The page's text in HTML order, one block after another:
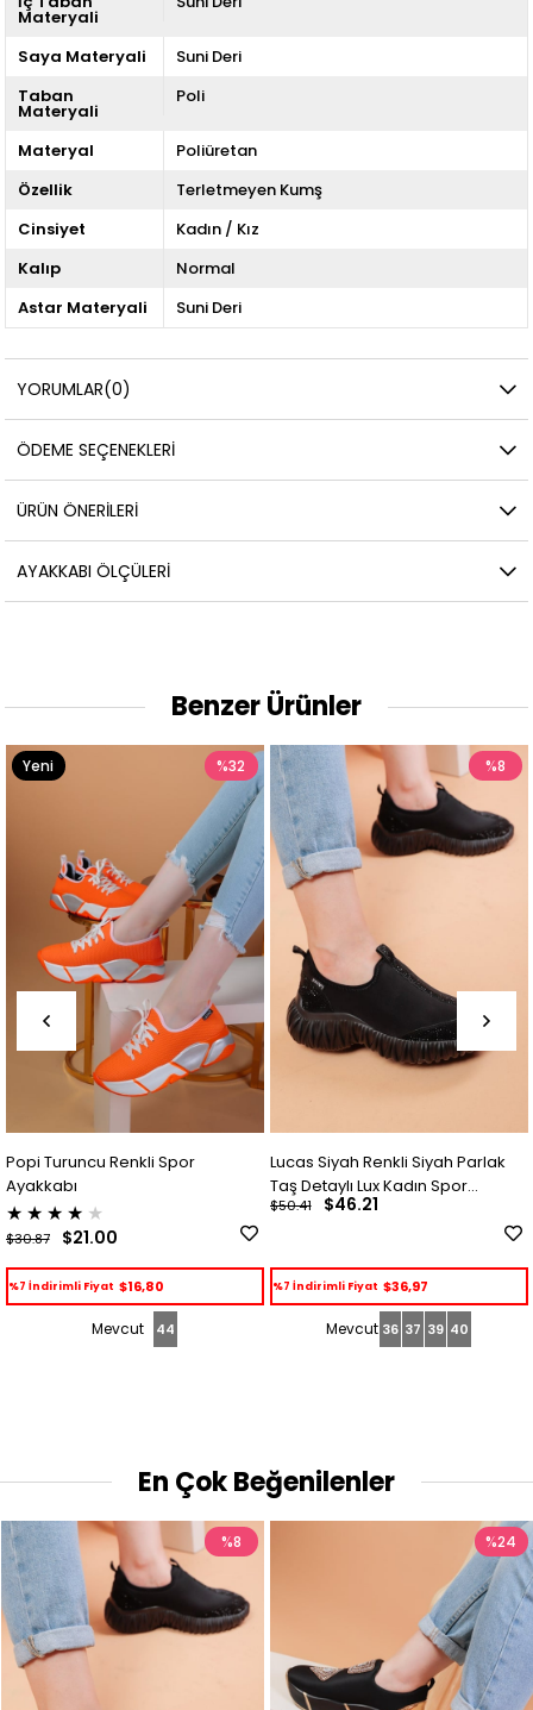
Materyali
Saya Materyali
Suni Deri
Taban
Materyali
Poli
Materyal
Poliüretan
Özellik
Terletmeyen Kumş
Cinsiyet
Kadın / Kız
Kalıp
Normal
Astar Materyali
Suni Deri
YORUMLAR(0)
ÖDEME SEÇENEKLERI
ÜRÜN ÖNERILERI
AYAKKABI ÖLÇÜLERI
Benzer Ürünler
Lucas Siyah Renkli Siyah Parlak
Taş Detaylı Lux Kadın Spor
Ayakkabı
$50.41
%7 İndirimli Fiyat $36,97
%8
36
Lussi Siyah Renkli Paraşüt
Kışlık İçi Tüylü Kadın Spor
Ayakkabı
★★★ ★
%7 İndirimli Fiyat $36,11
Yeni
Ürün
36 37 38 39
En Çok Beğenilenler
%8 %24